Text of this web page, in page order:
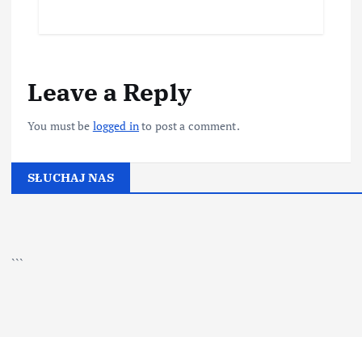
Leave a Reply
You must be logged into post a comment.
SŁUCHAJ NAS
```